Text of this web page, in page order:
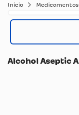
Medicamentos
Alcohol Aseptic